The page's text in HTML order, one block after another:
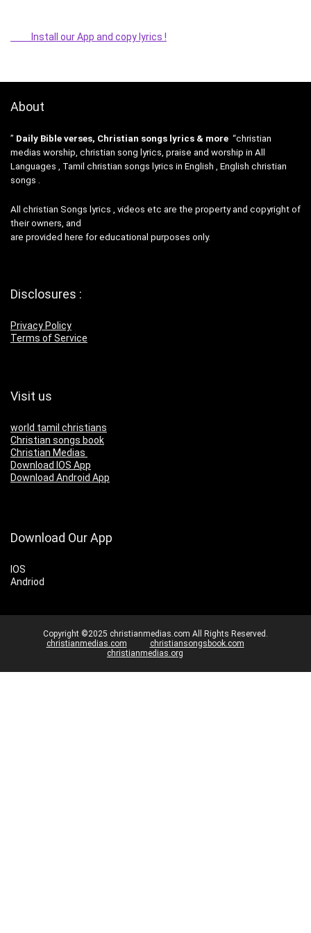
Install our App and copy lyrics !
About
” Daily Bible verses, Christian songs lyrics & more “christian
medias worship, christian song lyrics, praise and worship in All
Languages , Tamil christian songs lyrics in English , English christian
songs .
All christian Songs lyrics , videos etc are the property and copyright of
their owners, and
are provided here for educational purposes only.
Disclosures :
Privacy Policy
Terms of Service
Visit us
world tamil christians
Christian songs book
Christian Medias
Download IOS App
Download Android App
Download Our App
IOS
Andriod
Copyright ©2025 christianmedias.com All Rights Reserved.
christianmedias.com
christiansongsbook.com
christianmedias.org